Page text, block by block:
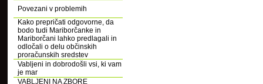
Povezani v problemih
Kako prepričati odgovorne, da
bodo tudi Mariborčanke in
Mariborčani lahko predlagali in
odločali o delu občinskih
proračunskih sredstev
Vabljeni in dobrodošli vsi, ki vam
je mar
VABLJENI NA ZBORE